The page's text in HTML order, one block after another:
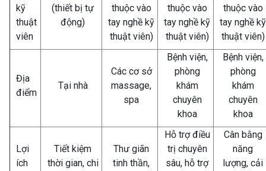
kỹ
thuật
viên
(thiết bị tự
động)
thuộc vào
tay nghề kỹ
thuật viên)
thuộc vào
tay nghề kỹ
thuật viên)
thuộc vào
tay nghề kỹ
thuật viên)
Địa
điểm
Tại nhà
Các cơ sở
massage,
spa
Bệnh viện,
phòng
khám
chuyên
khoa
Bệnh viện,
phòng
khám
chuyên
khoa
Lợi
ích
Tiết kiệm
thời gian, chi
Thư giãn
tinh thần,
Hỗ trợ điều
trị chuyên
sâu, hỗ trợ
Cân bằng
năng
lượng, cải